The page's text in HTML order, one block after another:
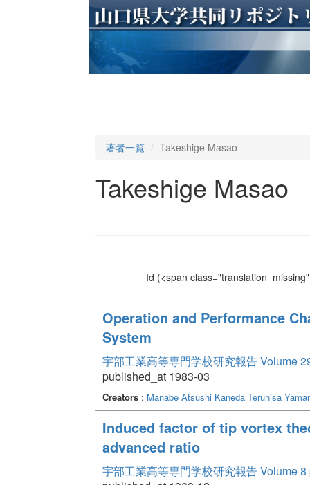
著者一覧 Takeshige Masao
Takeshige Masao
Id (<span
Operation and Performance
System
宇部工業高等専門学校研究報告 Volume
published_at 1983-03
Creators: Manabe Atsushi Kaneda Teruhisa
Induced factor of tip vortex
advanced ratio
宇部工業高等専門学校研究報告 Volume 8